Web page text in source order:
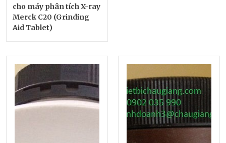
cho máy phân tích X-ray
Merck C20 (Grinding
Aid Tablet)